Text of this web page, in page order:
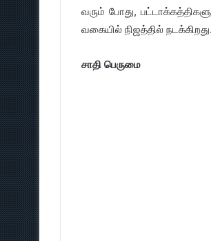
வரும் போது,
வகையில் நிஜத்தில் நடக்கிறது.
சாதி பெருமை